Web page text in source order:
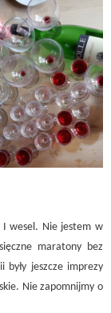
I wesel. Nie jestem w
maratony bez
były jeszcze imprezy
Nie zapomnijmy o